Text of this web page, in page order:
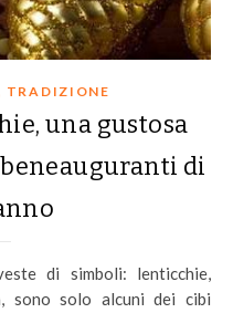
TRADIZIONE
una gustosa
di
sono solo alcuni dei cibi